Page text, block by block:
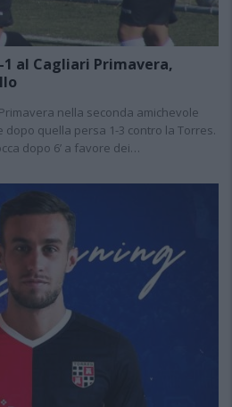
1 al Cagliari Primavera,
nella seconda amichevole
quella persa 1-3 contro la Torres.
dopo 6’ a favore dei…